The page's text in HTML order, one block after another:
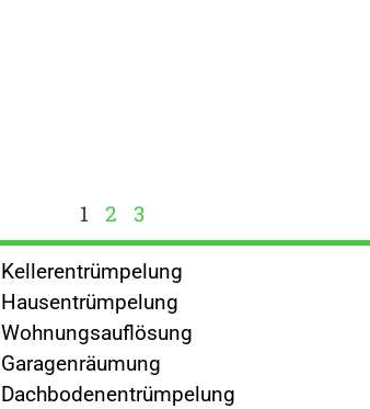
1 2 3
Kellerentrümpelung
Hausentrümpelung
Wohnungsauflösung
Garagenräumung
Dachbodenentrümpelung